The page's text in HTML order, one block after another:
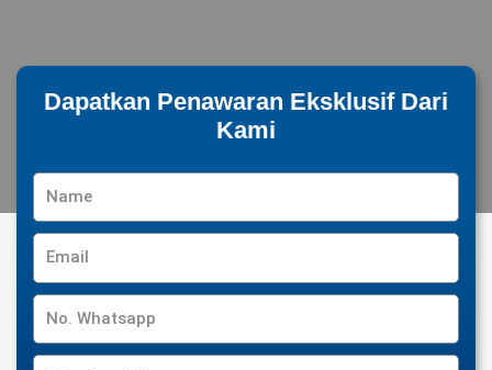
Dapatkan Penawaran Eksklusif Dari
Kami